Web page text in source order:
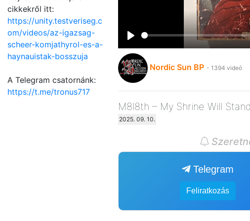
cikkekről itt:
https://unity.testveriseg.c
om/videos/az-igazsag-
scheer-komjathyrol-es-a-
haynauistak-bosszuja
A Telegram csatornánk:
https://t.me/tronus717
Play
Nordic Sun BP - 1394 videó
M8l8th – My Shrine Will
2025. 09. 10.
Telegram
Feliratkozás